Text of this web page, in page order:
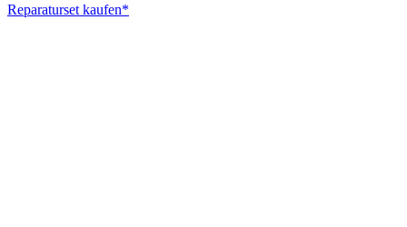
Reparaturset kaufen*